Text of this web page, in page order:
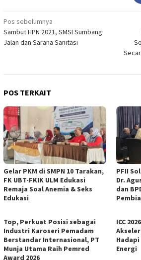
Navigasi
pos
Pos sebelumnya
Sambut HPN 2021, SMSI Sumbang
Jalan dan Sarana Sanitasi
POS TERKAIT
Gelar PKM di SMPN 10 Tarakan,
FK UBT-FKIK ULM Edukasi
Remaja Soal Anemia & Seks
Edukasi
PFII
Dr.
dan
Top, Perkuat Posisi sebagai
Industri Karoseri Pemadam
Berstandar Internasional, PT
Munja Utama Raih Pemred
Award 2026
ICC
Energi